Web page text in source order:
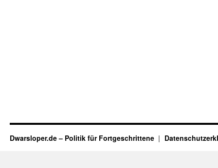
Dwarsloper.de – Politik für Fortgeschrittene